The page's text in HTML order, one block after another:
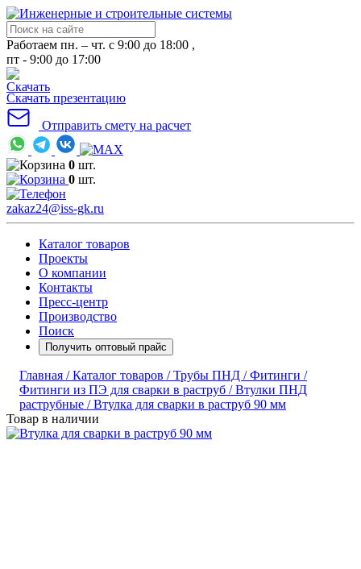
Работаем пн. – чт. с 9:00 до 18:00 ,
пт - 9:00 до 17:00
Скачать презентацию
Отправить смету на расчет
0 шт.
0 шт.
zakaz24@iss-gk.ru
Каталог товаров
Проекты
О компании
Контакты
Пресс-центр
Производство
Поиск
Получить оптовый прайс
Главная /Каталог товаров /Трубы ПНД /Фитинги /
Фитинги из ПЭ для сварки в раструб /Втулки ПНД
раструбные /Втулка для сварки в раструб 90 мм
Товар в наличии